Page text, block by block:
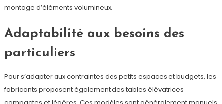
montage d’éléments volumineux.
Adaptabilité aux besoins des
particuliers
Pour s’adapter aux contraintes des petits espaces et budgets, les
fabricants proposent également des tables élévatrices
compactes et légères. Ces modèles sont généralement manuels